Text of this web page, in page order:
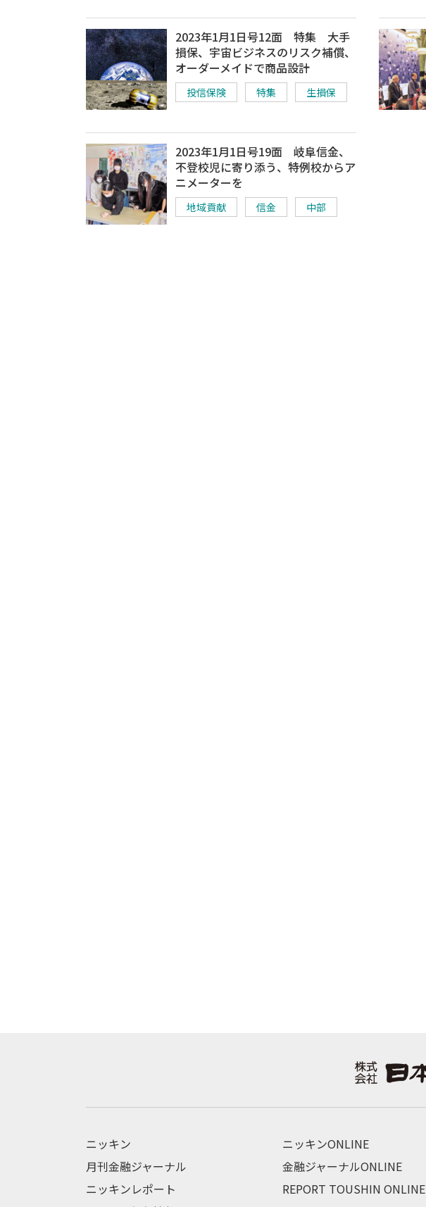
2023年1月1日号12面 特集 大手
損保、宇宙ビジネスのリスク補償、
オーダーメイドで商品設計
投信保険 特集 生損保
2023年1月1日号19面 岐阜信金、
不登校児に寄り添う、特例校からア
ニメーターを
地域貢献 信金 中部
ニッキン
月刊金融ジャーナル
ニッキンレポート
ニッキンONLINE
金融ジャーナルONLINE
REPORT TOUSHIN ONLINE